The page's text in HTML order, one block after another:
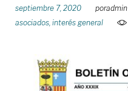
septiembre 7, 2020 poradmin
asociados, interés general